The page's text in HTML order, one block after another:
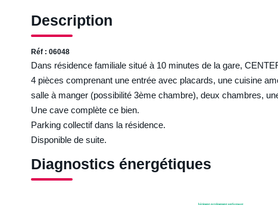
Description
Réf : 06048
Dans résidence familiale situé à 10 minutes de la gare,
4 pièces comprenant une entrée avec placards, une cuisine
salle à manger (possibilité 3ème chambre), deux chambres,
Une cave complète ce bien.
Parking collectif dans la résidence.
Disponible de suite.
Diagnostics énergétiques